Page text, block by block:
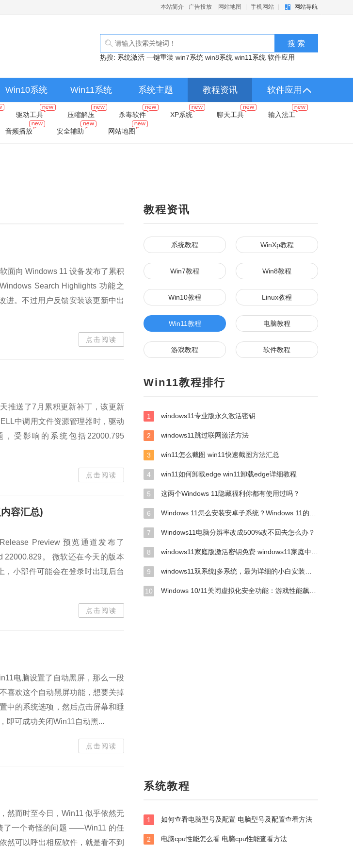
本站简介 广告投放 网站地图 手机网站 网站导航
热搜: 系统激活 一键重装 win7系统 win8系统 win11系统 软件应用
Win10系统 Win11系统 系统主题 教程资讯 软件应用
驱动工具 压缩解压 杀毒软件 XP系统 聊天工具 输入法工
音频播放 安全辅助 网站地图
向 Windows 11 设备发布了累积
Search Highlights 功能之
进。不过用户反馈安装该更新中出
点击阅读
送了7月累积更新补丁，该更新
中调用文件资源管理器时，驱动
受影响的系统包括22000.795
点击阅读
容汇总)
Preview 预览通道发布了
22000.829。 微软还在今天的版本
，小部件可能会在登录时出现后台
点击阅读
电脑设置了自动黑屏，那么一段
喜欢这个自动黑屏功能，想要关掉
中的系统选项，然后点击屏幕和睡
即可成功关闭Win11自动黑...
点击阅读
然而时至今日，Win11 似乎依然无
了一个奇怪的问题 ——Win11 的任
然可以呼出相应软件，就是看不到
教程资讯
系统教程 WinXp教程
Win7教程 Win8教程
Win10教程 Linux教程
Win11教程 电脑教程
游戏教程 软件教程
Win11教程排行
1 windows11专业版永久激活密钥
2 windows11跳过联网激活方法
3 win11怎么截图 win11快速截图方法汇总
4 win11如何卸载edge win11卸载edge详细教程
5 这两个Windows 11隐藏福利你都有使用过吗？
6 Windows 11怎么安装安卓子系统？Windows 11的安卓子系统安装教程
7 Windows11电脑分辨率改成500%改不回去怎么办？
8 windows11家庭版激活密钥免费 windows11家庭中文版产品密钥
9 windows11双系统|多系统，最为详细的小白安装教程
10 Windows 10/11关闭虚拟化安全功能：游戏性能飙升最多37.7％
系统教程
1 如何查看电脑型号及配置 电脑型号及配置查看方法
2 电脑cpu性能怎么看 电脑cpu性能查看方法